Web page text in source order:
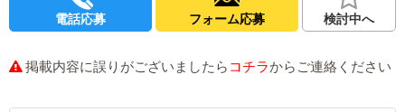
電話応募 フォーム応募 検討中へ
掲載内容に誤りがございましたら コチラからご連絡ください